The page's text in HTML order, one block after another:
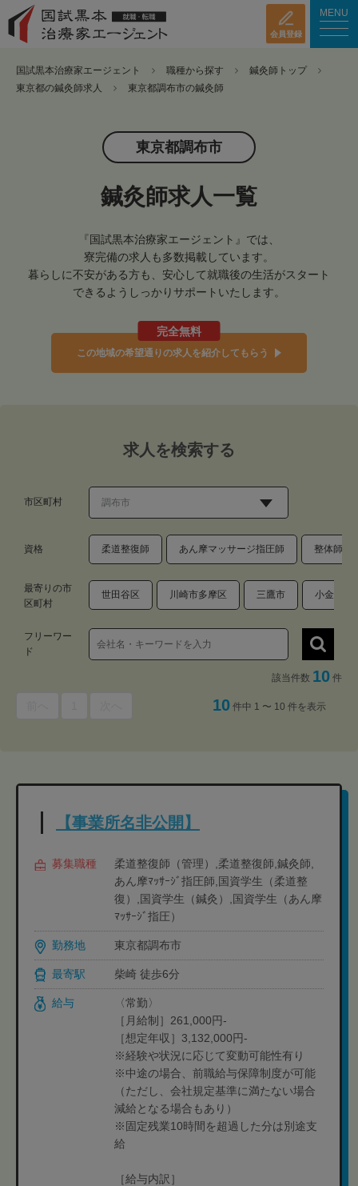
会員登録
MENU
国試黒本治療家エージェント 職種から探す
鍼灸師トップ
東京都の鍼灸師求人
東京都調布市の鍼灸師
東京都調布市
鍼灸師求人一覧
『国試黒本治療家エージェント』では、
寮完備の求人も多数掲載しています。
暮らしに不安がある方も、安心して就職後の生活がスタート
できるようしっかりサポートいたします。
完全無料
この地域の希望通りの求人を紹介してもらう
求人を検索する
市区町村
資格 柔道整復師 あん摩マッサージ指圧師 整体師・
最寄りの市
区町村
世田谷区 川崎市多摩区 三鷹市 小金井市
フリーワー
ド
該当件数 10 件
10 件中 1 〜 10 件を表示
【事業所名非公開】
募集職種
柔道整復師（管理）,柔道整復師,鍼灸師,
あん摩ﾏｯｻｰｼﾞ指圧師,国資学生（柔道整
復）,国資学生（鍼灸）,国資学生（あん摩
ﾏｯｻｰｼﾞ指圧）
勤務地 東京都調布市
最寄駅 柴崎 徒歩6分
給与
〈常勤〉
［月給制］261,000円-
［想定年収］3,132,000円-
※経験や状況に応じて変動可能性有り
※中途の場合、前職給与保障制度が可能
（ただし、会社規定基準に満たない場合
減給となる場合もあり）
※固定残業10時間を超過した分は別途支
給
［給与内訳］